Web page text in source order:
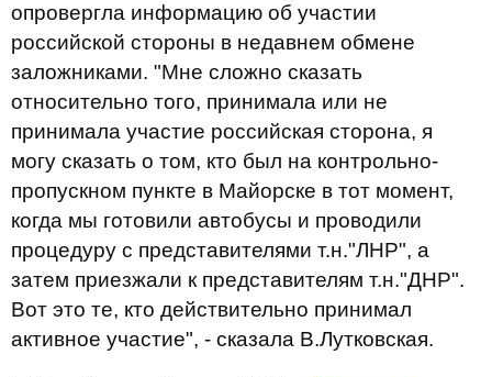
опровергла информацию об участии
российской стороны в недавнем обмене
заложниками. "Мне сложно сказать
относительно того, принимала или не
принимала участие российская сторона, я
могу сказать о том, кто был на контрольно-
пропускном пункте в Майорске в тот момент,
когда мы готовили автобусы и проводили
процедуру с представителями т.н."ЛНР", а
затем приезжали к представителям т.н."ДНР".
Вот это те, кто действительно принимал
активное участие", - сказала В.Лутковская.